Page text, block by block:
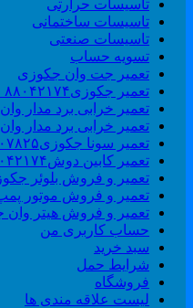
تاسیسات حرارتی
تاسیسات ساختمانی
تاسیسات صنعتی
تسویه حساب
تعمیر جت وان جکوزی
تعمیر جکوزی۸۸۰۴۲۱۷۴_فروش وان_جکوزی
تعمیر خرابی برد مدار وان
تعمیر خرابی برد مدار وان
تعمیر سونا جکوزی۰۹۱۲۱۵۰۷۸۲۵#| Sauna | Jacuzzi
تعمیر کابین دوش۸۸۰۴۲۱۷۴_فروش کابین دوش
تعمیر و فروش بلوئر جکوزی
تعمیر و فروش موتور پمپ
تعمیر و فروش هیتر وان
حساب کاربری من
سبد خرید
شرایط حمل
فروشگاه
لیست علاقه مندی ها